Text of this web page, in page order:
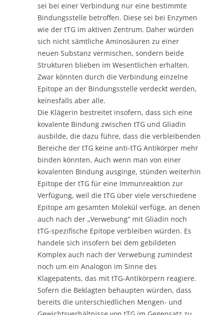
sei bei einer Verbindung nur eine bestimmte
Bindungsstelle betroffen. Diese sei bei Enzymen
wie der tTG im aktiven Zentrum. Daher würden
sich nicht sämtliche Aminosäuren zu einer
neuen Substanz vermischen, sondern beide
Strukturen blieben im Wesentlichen erhalten.
Zwar könnten durch die Verbindung einzelne
Epitope an der Bindungsstelle verdeckt werden,
keinesfalls aber alle.
Die Klägerin bestreitet insofern, dass sich eine
kovalente Bindung zwischen tTG und Gliadin
ausbilde, die dazu führe, dass die verbleibenden
Bereiche der tTG keine anti-tTG Antikörper mehr
binden könnten. Auch wenn man von einer
kovalenten Bindung ausginge, stünden weiterhin
Epitope der tTG für eine Immunreaktion zur
Verfügung, weil die tTG über viele verschiedene
Epitope am gesamten Molekül verfüge, an denen
auch nach der „Verwebung“ mit Gliadin noch
tTG-spezifische Epitope verbleiben würden. Es
handele sich insofern bei dem gebildeten
Komplex auch nach der Verwebung zumindest
noch um ein Analogon im Sinne des
Klagepatents, das mit tTG-Antikörpern reagiere.
Sofern die Beklagten behaupten würden, dass
bereits die unterschiedlichen Mengen- und